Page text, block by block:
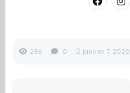
286 0 janvier 7, 2020